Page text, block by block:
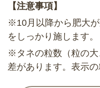
【注意事項】
※10月以降から肥大
をしっかり施します。
※タネの粒数（粒の大
差があります。表示